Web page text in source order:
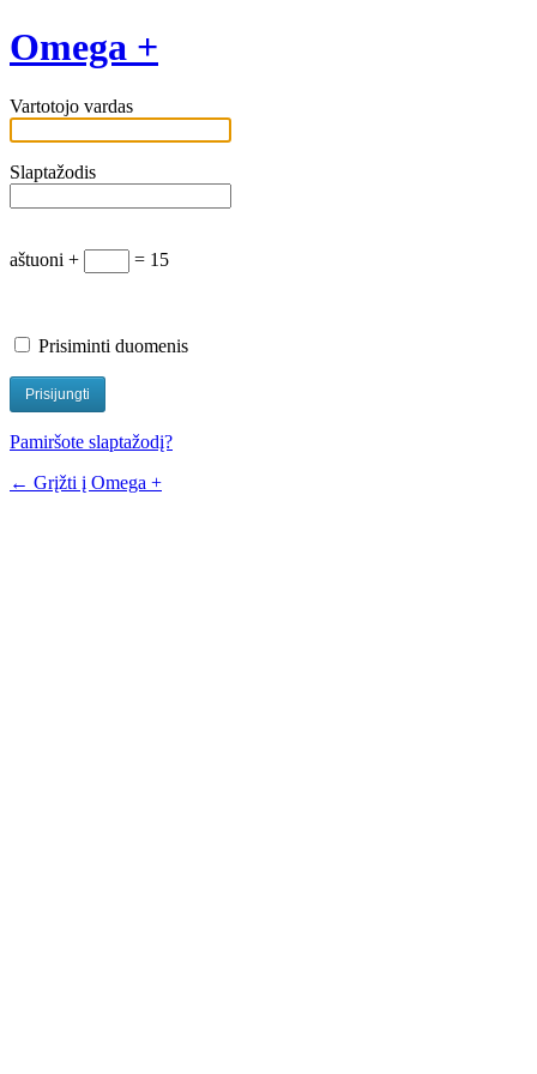
Omega +
Vartotojo vardas
Slaptažodis
aštuoni + = 15
Prisiminti duomenis
Pamiršote slaptažodį?
← Grįžti į Omega +